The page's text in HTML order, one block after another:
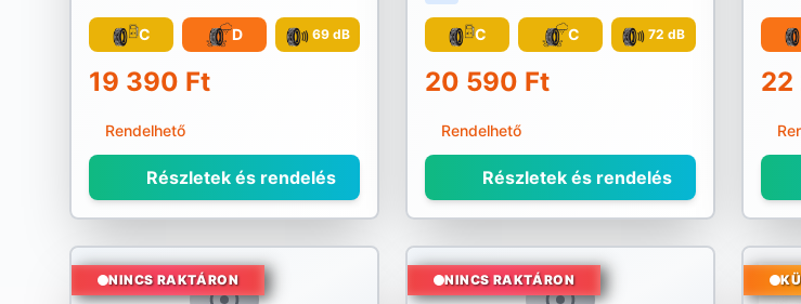
C D 69 dB
19 390 Ft
Rendelhető
Részletek és rendelés
C C 72 dB
20 590 Ft
Rendelhető
Részletek és rendelés
22
NINCS RAKTÁRON NINCS RAKTÁRON